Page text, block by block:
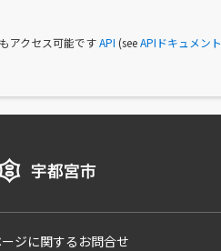
アクセス可能ですAPI (seeAPIドキュメント
ジに関するお問合せ